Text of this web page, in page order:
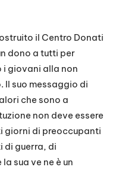
il Centro Donati
dono a tutti per
giovani alla non
suo messaggio di
che sono a
non deve essere
giorni di preoccupanti
di guerra, di
sua ve ne è un